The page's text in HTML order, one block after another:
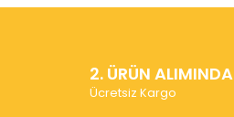
2. ÜRÜN ALIMINDA
Ücretsiz Kargo